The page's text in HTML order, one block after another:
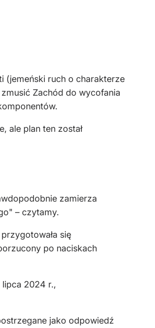
(jemeński ruch o charakterze
Zachód do wycofania
ale plan ten został
zamierza
– czytamy.
się
po naciskach
lipca 2024 r.,
jako odpowiedź